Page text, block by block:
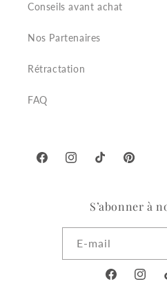
Conseils avant achat
Nos Partenaires
Rétractation
FAQ
FacebookInstagramTikTok Pinterest
S’abonner à
E-mail
Facebook